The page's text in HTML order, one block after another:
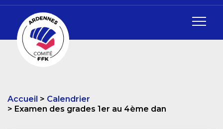
Accueil
Calendrier
Examen des grades 1er au 4ème dan